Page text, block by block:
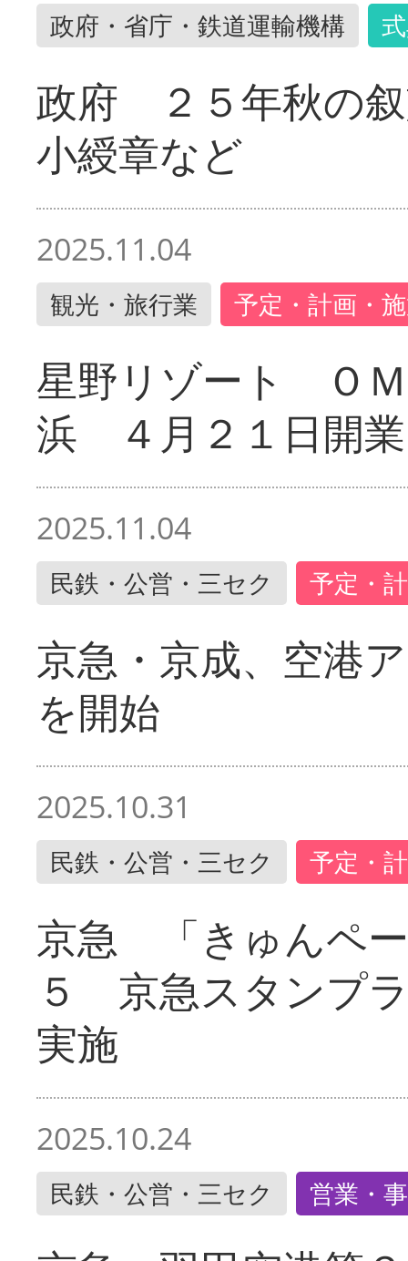
政府・省庁・鉄道運輸機構
政府 ２５年秋の
小綬章など
2025.11.04
観光・旅行業 予定・計画・
星野リゾート Ｏ
浜 ４月２１日開業
2025.11.04
民鉄・公営・三セク 予定・
京急・京成、空港
を開始
2025.10.31
民鉄・公営・三セク 予定・
京急 「きゅんペ
５ 京急スタンプ
実施
2025.10.24
民鉄・公営・三セク 営業・